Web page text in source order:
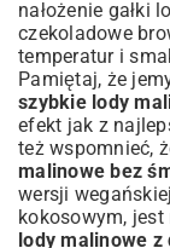
nałożenie gałki
czekoladowe
temperatur i
Pamiętaj, że
szybkie lody
efekt jak z
też wspomnieć,
malinowe bez
wersji
kokosowym,
lody malinowe z